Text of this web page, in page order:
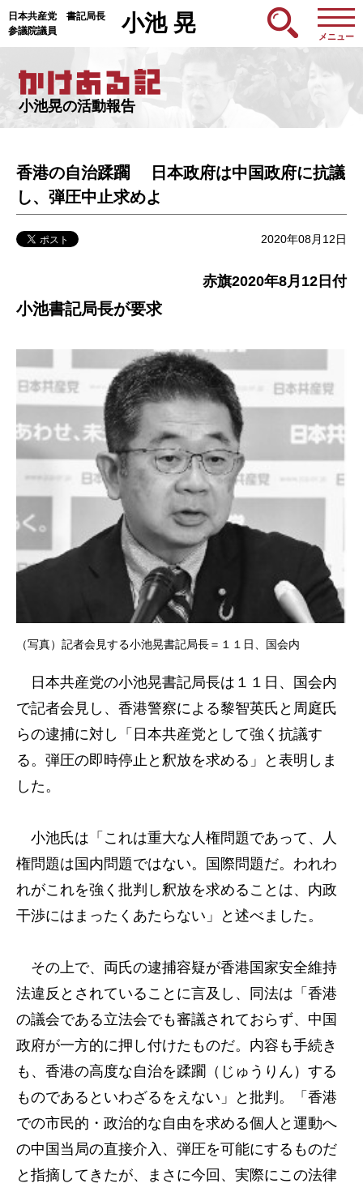
日本共産党 書記局長
参議院議員
小池 晃
メニュー
小池晃の活動報告
香港の自治蹂躙 日本政府は中国政府に抗議
し、弾圧中止求めよ
2020年08月12日
赤旗2020年8月12日付
小池書記局長が要求
（写真）記者会見する小池晃書記局長＝１１日、国会内
日本共産党の小池晃書記局長は１１日、国会内
で記者会見し、香港警察による黎智英氏と周庭氏
らの逮捕に対し「日本共産党として強く抗議す
る。弾圧の即時停止と釈放を求める」と表明しま
した。
小池氏は「これは重大な人権問題であって、人
権問題は国内問題ではない。国際問題だ。われわ
れがこれを強く批判し釈放を求めることは、内政
干渉にはまったくあたらない」と述べました。
その上で、両氏の逮捕容疑が香港国家安全維持
法違反とされていることに言及し、同法は「香港
の議会である立法会でも審議されておらず、中国
政府が一方的に押し付けたものだ。内容も手続き
も、香港の高度な自治を蹂躙（じゅうりん）する
ものであるといわざるをえない」と批判。「香港
での市民的・政治的な自由を求める個人と運動へ
の中国当局の直接介入、弾圧を可能にするものだ
と指摘してきたが、まさに今回、実際にこの法律